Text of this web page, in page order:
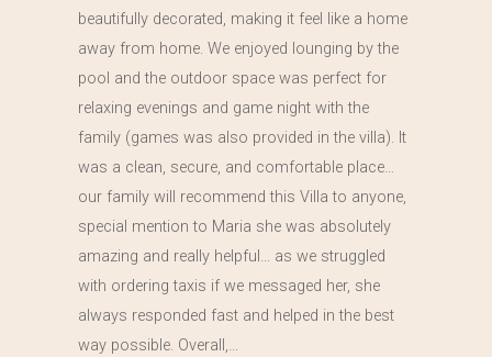
beautifully decorated, making it feel like a home
away from home. We enjoyed lounging by the
pool and the outdoor space was perfect for
relaxing evenings and game night with the
family (games was also provided in the villa). It
was a clean, secure, and comfortable place…
our family will recommend this Villa to anyone,
special mention to Maria she was absolutely
amazing and really helpful… as we struggled
with ordering taxis if we messaged her, she
always responded fast and helped in the best
way possible. Overall,…